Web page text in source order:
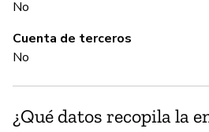
No
Cuenta de terceros
No
¿Qué datos recopila la